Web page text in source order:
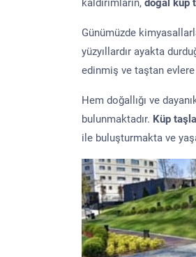
kaldırımların, doğal küp
Günümüzde
yüzyıllardır ayakta
edinmiş ve taştan
Hem doğallığı ve
bulunmaktadır. Küp
ile buluşturmakta ve